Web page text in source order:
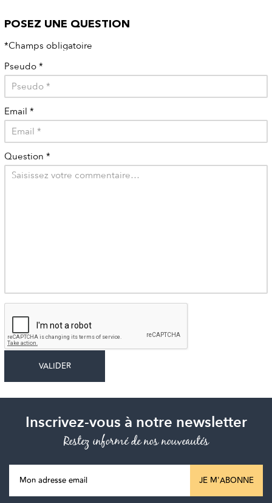
POSEZ UNE QUESTION
*Champs obligatoire
Pseudo *
Email *
Question *
Inscrivez-vous à notre newsletter
Restez informé de nos nouveautés
JE M'ABONNE